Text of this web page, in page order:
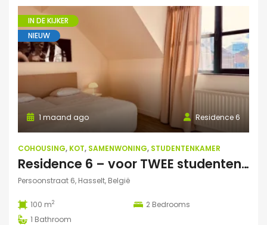
IN DE KIJKER
NIEUW
Residence 6
1 maand ago
COHOUSING, KOT, SAMENWONING, STUDENTENKAMER
Residence 6 – voor TWEE studenten: Exclusieve studentenduplex
Persoonstraat 6, Hasselt, België
100 m2 2 Bedrooms
1 Bathroom